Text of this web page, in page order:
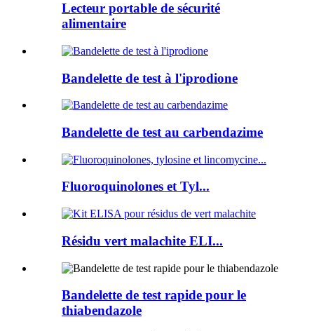
Lecteur portable de sécurité
alimentaire
Bandelette de test à l'iprodione
Bandelette de test au carbendazime
Fluoroquinolones et Tyl...
Résidu vert malachite ELI...
Bandelette de test rapide pour le
thiabendazole